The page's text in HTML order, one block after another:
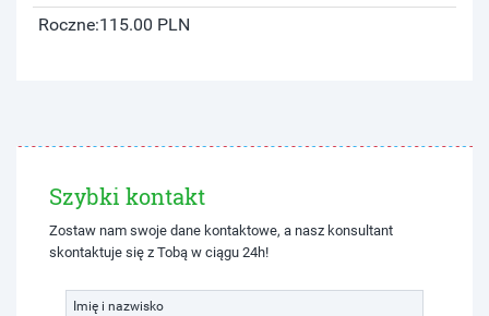
Roczne:115.00 PLN
Szybki kontakt
Zostaw nam swoje dane kontaktowe, a nasz konsultant
skontaktuje się z Tobą w ciągu 24h!